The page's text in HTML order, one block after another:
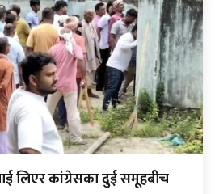
लिएर कांग्रेसका दुई समूहबीच